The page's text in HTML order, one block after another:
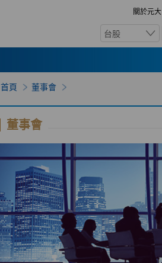
關於元大
台股
首頁 董事會
董事會